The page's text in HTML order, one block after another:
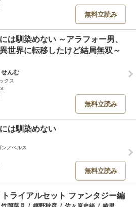
無料立読み
は馴染めない ～アラフォー男、
世界に転移したけど結局無双～
せんむ
クス
無料立読み
は馴染めない
ンノベルス
無料立読み
ライアルセット ファンタジー編